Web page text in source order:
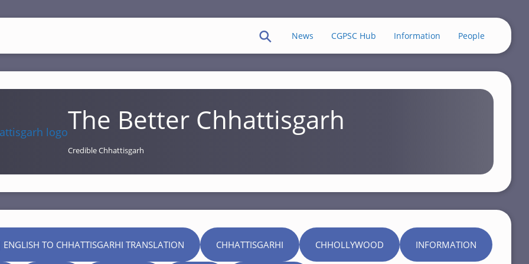
News CGPSC Hub Information People
The Better Chhattisgarh
Credible Chhattisgarh
TO CHHATTISGARHI TRANSLATION CHHATTISGARHI CHHOLLYWOOD INFORMATION